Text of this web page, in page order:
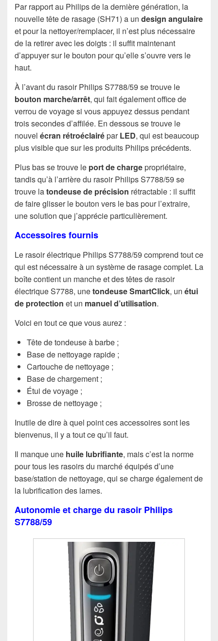
Par rapport au Philips de la dernière génération, la
nouvelle tête de rasage (SH71) a un design angulaire
et pour la nettoyer/remplacer, il n’est plus nécessaire
de la retirer avec les doigts : il suffit maintenant
d’appuyer sur le bouton pour qu’elle s’ouvre vers le
haut.
À l’avant du rasoir Philips S7788/59 se trouve le
bouton marche/arrêt, qui fait également office de
verrou de voyage si vous appuyez dessus pendant
trois secondes d’affilée. En dessous se trouve le
nouvel écran rétroéclairéparLED, qui est beaucoup
plus visible que sur les produits Philips précédents.
Plus bas se trouve le port de chargepropriétaire,
tandis qu’à l’arrière du rasoir Philips S7788/59 se
trouve latondeuse de précision rétractable : il suffit
de faire glisser le bouton vers le bas pour l’extraire,
une solution que j’apprécie particulièrement.
Accessoires fournis
Le rasoir électrique Philips S7788/59 comprend tout ce
qui est nécessaire à un système de rasage complet. La
boîte contient un manche et des têtes de rasoir
électrique S7788, unetondeuse SmartClick, un étui
de protection et un manuel d’utilisation.
Voici en tout ce que vous aurez :
Tête de tondeuse à barbe ;
Base de nettoyage rapide ;
Cartouche de nettoyage ;
Base de chargement ;
Étui de voyage ;
Brosse de nettoyage ;
Inutile de dire à quel point ces accessoires sont les
bienvenus, il y a tout ce qu’il faut.
Il manque une huile lubrifiante, mais c’est la norme
pour tous les rasoirs du marché équipés d’une
base/station de nettoyage, qui se charge également de
la lubrification des lames.
Autonomie et charge du rasoir Philips
S7788/59